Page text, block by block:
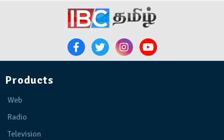
Products
Web
Radio
Television